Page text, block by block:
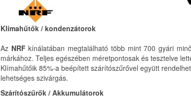
Klímahűtők / kondenzátorok
Az NRFkínálatában megtalálható több mint 700 gyári
márkához. Teljes egészében méretpontosak és tesztelve
Klímahűtőik 85%-a beépített szárítószűrővel együtt
lehetséges szivárgás.
Szárítószűrők / Akkumulátorok